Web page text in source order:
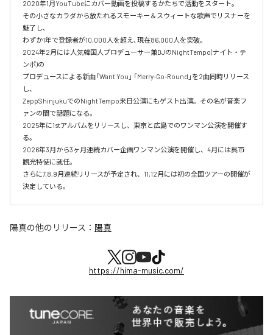
2020年1月YouTubeにカバー動画を投稿するかたちで活動をスタート。‌
その小さなカラダから放たれるスモーキー＆スウィートな歌声でリスナーを
魅了し､‌
わずか1年で登録者が10,000人を超え､現在86,000人を突破。‌
2024年2月には人気韓国人プロデューサー兼DJのNightTempo(ナイト・テ
ンポ)の‌
プロデュースによる新曲「Want You」 「Merry-Go-Round」を2曲同時リリース
し、‌
ZeppShinjukuでのNightTempo来日公演にもゲスト出演。その名が音楽フ
ァンの間で話題になる。‌
2025年に1stアルバムをリリースし、東京と広島でのワンマン公演を開催す
る。
2026年3月から3ヶ月連続カバー企画ワンマン公演を開催し、4月には呉市
観光特使に就任。
さらに7,8,9月連続リリースが予定され、11,12月には初の全国ツアーの開催が
決定している。
陽真の他のリリース： 陽真
https://hima-music.com/